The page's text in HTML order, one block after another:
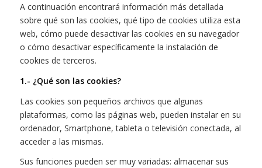
A continuación encontrará información más detallada
sobre qué son las cookies, qué tipo de cookies utiliza esta
web, cómo puede desactivar las cookies en su navegador
o cómo desactivar específicamente la instalación de
cookies de terceros.
1.- ¿Qué son las cookies?
Las cookies son pequeños archivos que algunas
plataformas, como las páginas web, pueden instalar en su
ordenador, Smartphone, tableta o televisión conectada, al
acceder a las mismas.
Sus funciones pueden ser muy variadas: almacenar sus